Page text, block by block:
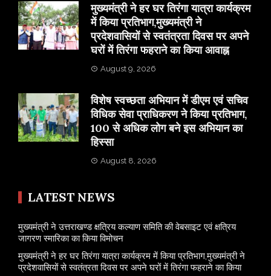
मुख्यमंत्री ने हर घर तिरंगा यात्रा कार्यक्रम
में किया प्रतिभाग,मुख्यमंत्री ने
प्रदेशवासियों से स्वतंत्रता दिवस पर अपने
घरों में तिरंगा फहराने का किया आवाह्न
August 9, 2026
विशेष स्वच्छता अभियान में डीएम एवं सचिव
विधिक सेवा प्राधिकरण ने किया प्रतिभाग,
100 से अधिक लोग बने इस अभियान का
हिस्सा
August 8, 2026
LATEST NEWS
मुख्यमंत्री ने उत्तराखण्ड क्षत्रिय कल्याण समिति की वेबसाइट एवं क्षत्रिय
जागरण स्मारिका का किया विमोचन
मुख्यमंत्री ने हर घर तिरंगा यात्रा कार्यक्रम में किया प्रतिभाग,मुख्यमंत्री ने
प्रदेशवासियों से स्वतंत्रता दिवस पर अपने घरों में तिरंगा फहराने का किया